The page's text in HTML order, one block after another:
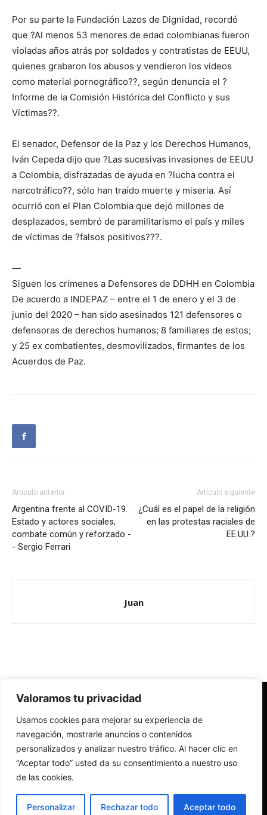
Valoramos tu privacidad
Usamos cookies para mejorar su experiencia de
navegación, mostrarle anuncios o contenidos
personalizados y analizar nuestro tráfico. Al hacer clic en
“Aceptar todo” usted da su consentimiento a nuestro uso
de las cookies.
Personalizar Rechazar todo Aceptar todo
Por su parte la Fundación Lazos de Dignidad, recordó
que ?Al menos 53 menores de edad colombianas fueron
violadas años atrás por soldados y contratistas de EEUU,
quienes grabaron los abusos y vendieron los videos
como material pornográfico??, según denuncia el ?
Informe de la Comisión Histórica del Conflicto y sus
Víctimas??.
El senador, Defensor de la Paz y los Derechos Humanos,
Iván Cepeda dijo que ?Las sucesivas invasiones de EEUU
a Colombia, disfrazadas de ayuda en ?lucha contra el
narcotráfico??, sólo han traído muerte y miseria. Así
ocurrió con el Plan Colombia que dejó millones de
desplazados, sembró de paramilitarismo el país y miles
de víctimas de ?falsos positivos???.
—
Siguen los crímenes a Defensores de DDHH en Colombia
De acuerdo a INDEPAZ – entre el 1 de enero y el 3 de
junio del 2020 – han sido asesinados 121 defensores o
defensoras de derechos humanos; 8 familiares de estos;
y 25 ex combatientes, desmovilizados, firmantes de los
Acuerdos de Paz.
Artículo anterior
Argentina frente al COVID-19.
Estado y actores sociales,
combate común y reforzado -
- Sergio Ferrari
Artículo siguiente
¿Cuál es el papel de la religión
en las protestas raciales de
EE.UU.?
Juan
Redes Cristianas
Una mirada alternativa sobre la Iglesia católica y la sociedad
- Colectivos de Redes Cristianas